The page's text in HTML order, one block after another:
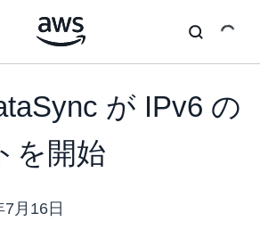
が IPv6 の
を開始
7月16日